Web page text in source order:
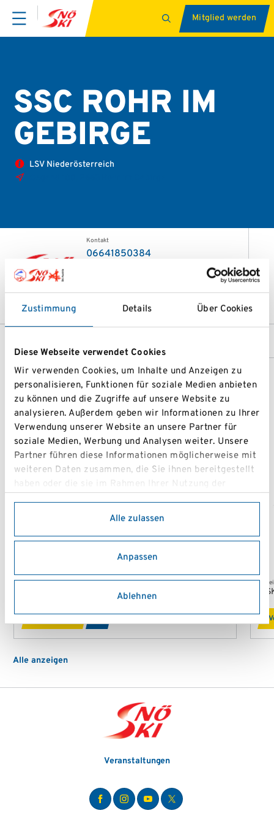
Zustimmung Details Über Cookies
Diese Webseite verwendet Cookies
Wir verwenden Cookies, um Inhalte und Anzeigen zu
personalisieren, Funktionen für soziale Medien anbieten
zu können und die Zugriffe auf unsere Website zu
analysieren. Außerdem geben wir Informationen zu Ihrer
Verwendung unserer Website an unsere Partner für
soziale Medien, Werbung und Analysen weiter. Unsere
Partner führen diese Informationen möglicherweise mit
weiteren Daten zusammen, die Sie ihnen bereitgestellt
haben oder die sie im Rahmen Ihrer Nutzung der
Alle zulassen
Anpassen
Ablehnen
Mitglied werden
SSC ROHR IM
GEBIRGE
LSV Niederösterreich
Kontakt
06641850384
Verein
Alle anzeigen
Veranstaltungen